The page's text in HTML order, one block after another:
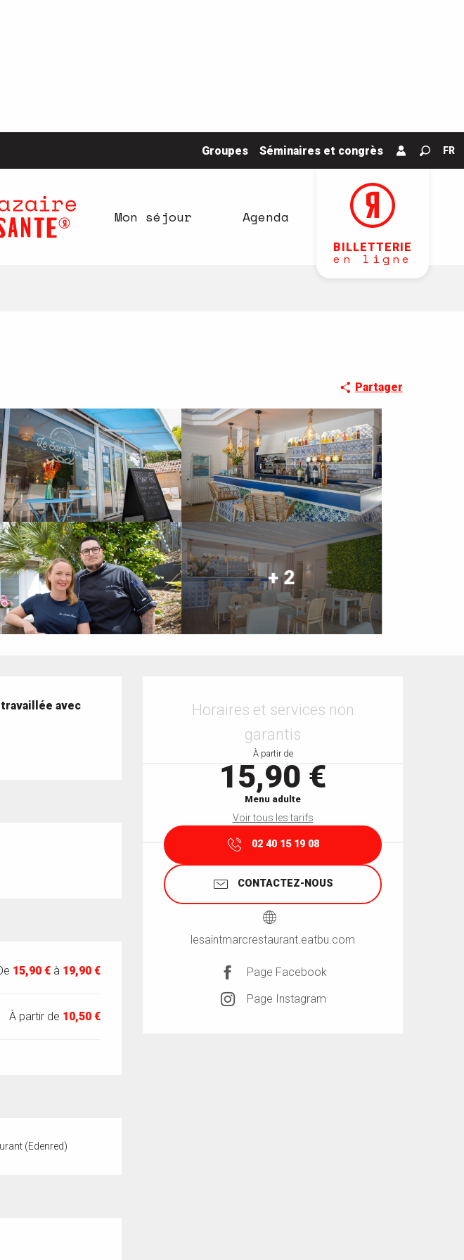
Groupes Séminaires et congrès FR
BILLETTERIE
en ligne
Mon séjour Agenda
Partager
+ 2
Horaires et services non
garantis
À partir de
15,90 €
Menu adulte
Voir tous les tarifs
02 40 15 19 08
CONTACTEZ-NOUS
lesaintmarcrestaurant.eatbu.com
Page Facebook
Page Instagram
avec
15,90 € à 19,90 €
À partir de 10,50 €
(Edenred)